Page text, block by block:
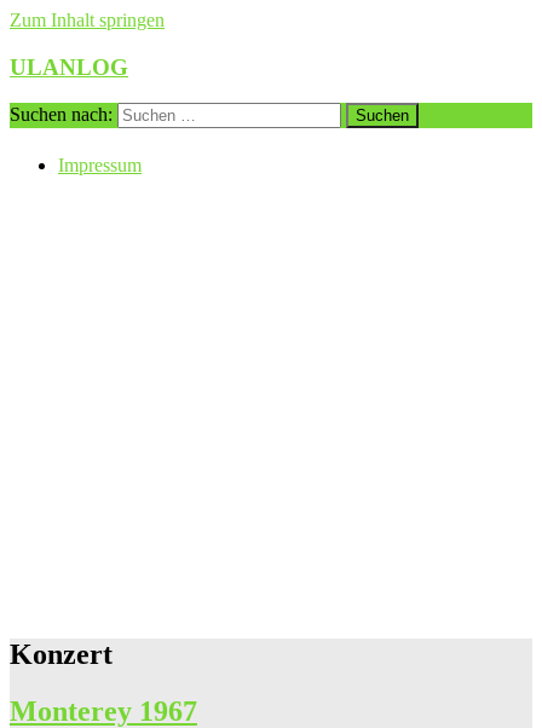
Zum Inhalt springen
ULANLOG
Suchen nach:
Impressum
Konzert
Monterey 1967